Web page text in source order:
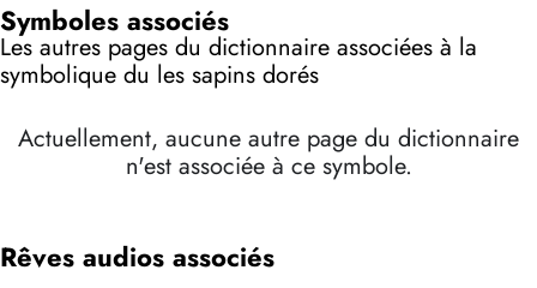
Symboles associés
Les autres pages du dictionnaire associées à la
symbolique du les sapins dorés
Actuellement, aucune autre page du dictionnaire
n'est associée à ce symbole.
Rêves audios associés